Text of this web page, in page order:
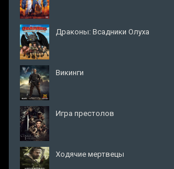
Драконы: Всадники Олуха
Викинги
Игра престолов
Ходячие мертвецы